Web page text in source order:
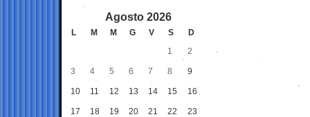
Agosto 2026
L M M G V S
D
1
2
3 4 5 6 7 8 9
10 11 12 13 14 15 16
17 18 19 20 21 22 23